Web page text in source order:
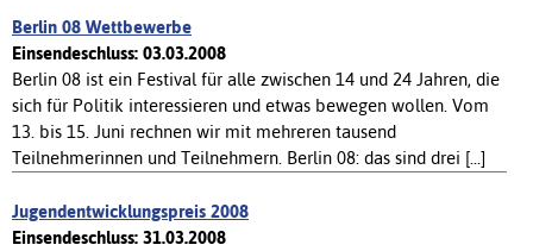
Berlin 08 Wettbewerbe
Einsendeschluss: 03.03.2008
Berlin 08 ist ein Festival für alle zwischen 14 und 24 Jahren, die
sich für Politik interessieren und etwas bewegen wollen. Vom
13. bis 15. Juni rechnen wir mit mehreren tausend
Teilnehmerinnen und Teilnehmern. Berlin 08: das sind drei [...]
Jugendentwicklungspreis 2008
Einsendeschluss: 31.03.2008